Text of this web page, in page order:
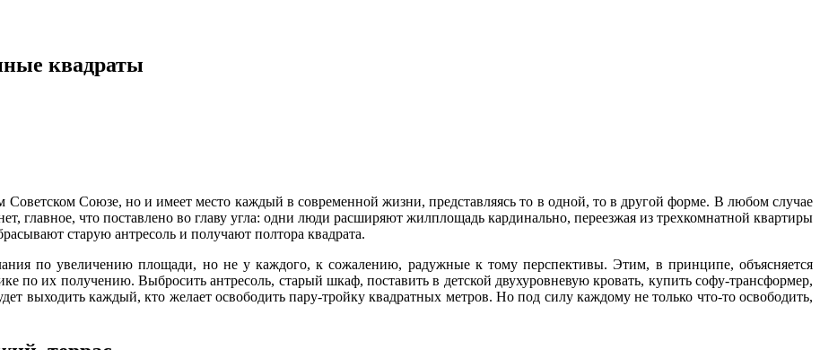
квадраты
Советском Союзе, но и имеет место каждый в современной жизни, представляясь то в одной, то в другой форме. В любом случае
главное, что поставлено во главу угла: одни люди расширяют жилплощадь кардинально, переезжая из трехкомнатной квартиры
старую антресоль и получают полтора квадрата.
по увеличению площади, но не у каждого, к сожалению, радужные к тому перспективы. Этим, в принципе, объясняется
по их получению. Выбросить антресоль, старый шкаф, поставить в детской двухуровневую кровать, купить софу-трансформер,
выходить каждый, кто желает освободить пару-тройку квадратных метров. Но под силу каждому не только что-то освободить,